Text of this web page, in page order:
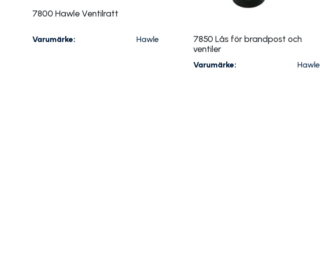
7800 Hawle Ventilratt
Varumärke: Hawle
7850 Lås för brandpost och
ventiler
Varumärke: Hawle